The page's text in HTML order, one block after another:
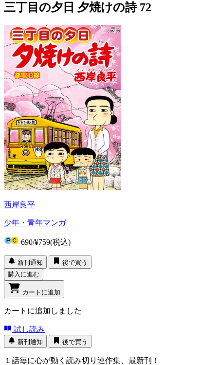
三丁目の夕日 夕焼けの詩 72
西岸良平
少年・青年マンガ
690/¥759(税込)
新刊通知
後で買う
購入に進む
カートに追加
カートに追加しました
試し読み
新刊通知 後で買う
１話毎に心が動く読み切り連作集、最新刊！